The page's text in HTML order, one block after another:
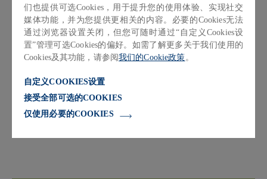
们也提供可选Cookies，用于提升您的使用体验、实现社交
媒体功能，并为您提供更相关的内容。必要的Cookies无法
通过浏览器设置关闭，但您可随时通过“自定义Cookies设
置”管理可选Cookies的偏好。如需了解更多关于我们使用的
Cookies及其功能，请参阅我们的Cookie政策 。
自定义COOKIES设置
接受全部可选的COOKIES
仅使用必要的COOKIES